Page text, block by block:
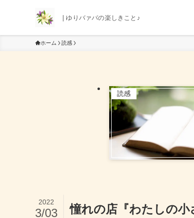
| ゆりバァバの楽しきこと♪
ホーム 読感
読感
憧れの店『わたしの小
2022
3/03